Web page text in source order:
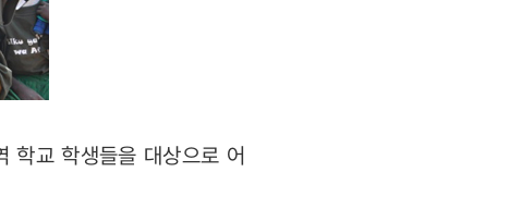
학교 학생들을 대상으로 어